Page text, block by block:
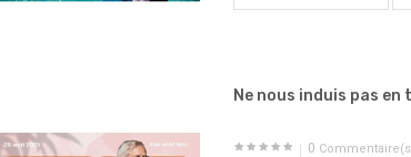
Ne nous induis pas
0